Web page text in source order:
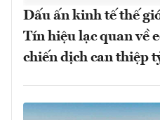
Dấu ấn kinh tế thế
Tín hiệu lạc quan về
chiến dịch can thiệp